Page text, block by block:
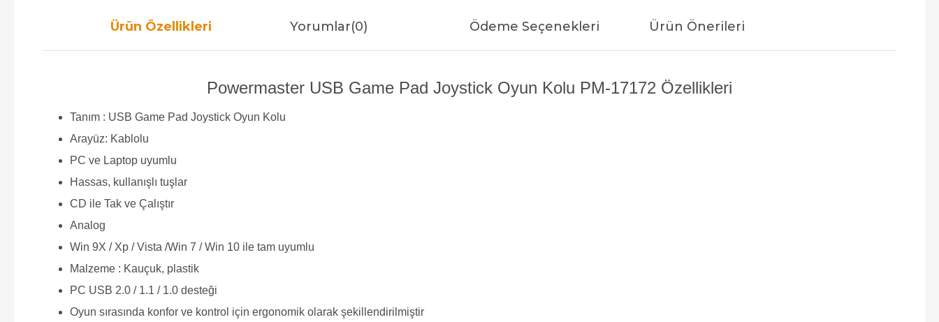
Ürün Özellikleri Yorumlar(0) Ödeme Seçenekleri Ürün Önerileri
Powermaster USB Game Pad Joystick Oyun Kolu PM-17172 Özellikleri
Tanım : USB Game Pad Joystick Oyun Kolu
Arayüz: Kablolu
PC ve Laptop uyumlu
Hassas, kullanışlı tuşlar
CD ile Tak ve Çalıştır
Analog
Win 9X / Xp / Vista /Win 7 / Win 10 ile tam uyumlu
Malzeme : Kauçuk, plastik
PC USB 2.0 / 1.1 / 1.0 desteği
Oyun sırasında konfor ve kontrol için ergonomik olarak şekillendirilmiştir